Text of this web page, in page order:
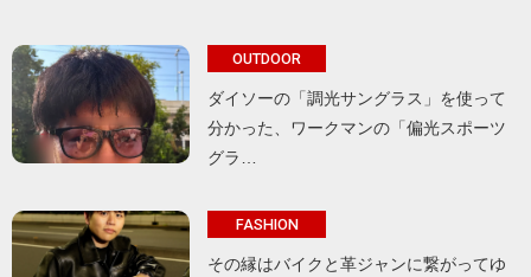
OUTDOOR
ダイソーの「調光サングラス」を使って
分かった、ワークマンの「偏光スポーツ
グラ…
FASHION
その縁はバイクと革ジャンに繋がってゆ